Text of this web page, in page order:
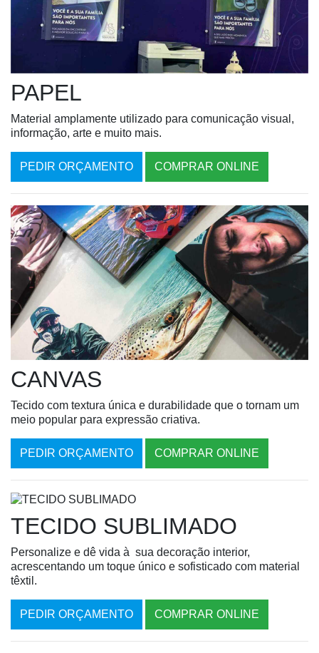
PAPEL
Material amplamente utilizado para comunicação visual,
informação, arte e muito mais.
PEDIR ORÇAMENTO COMPRAR ONLINE
CANVAS
Tecido com textura única e durabilidade que o tornam um
meio popular para expressão criativa.
PEDIR ORÇAMENTO COMPRAR ONLINE
TECIDO SUBLIMADO
Personalize e dê vida à sua decoração interior,
acrescentando um toque único e sofisticado com material
têxtil.
PEDIR ORÇAMENTO COMPRAR ONLINE